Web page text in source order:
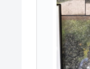
『Money1』
『Money1』
『Money1』
『Money1』